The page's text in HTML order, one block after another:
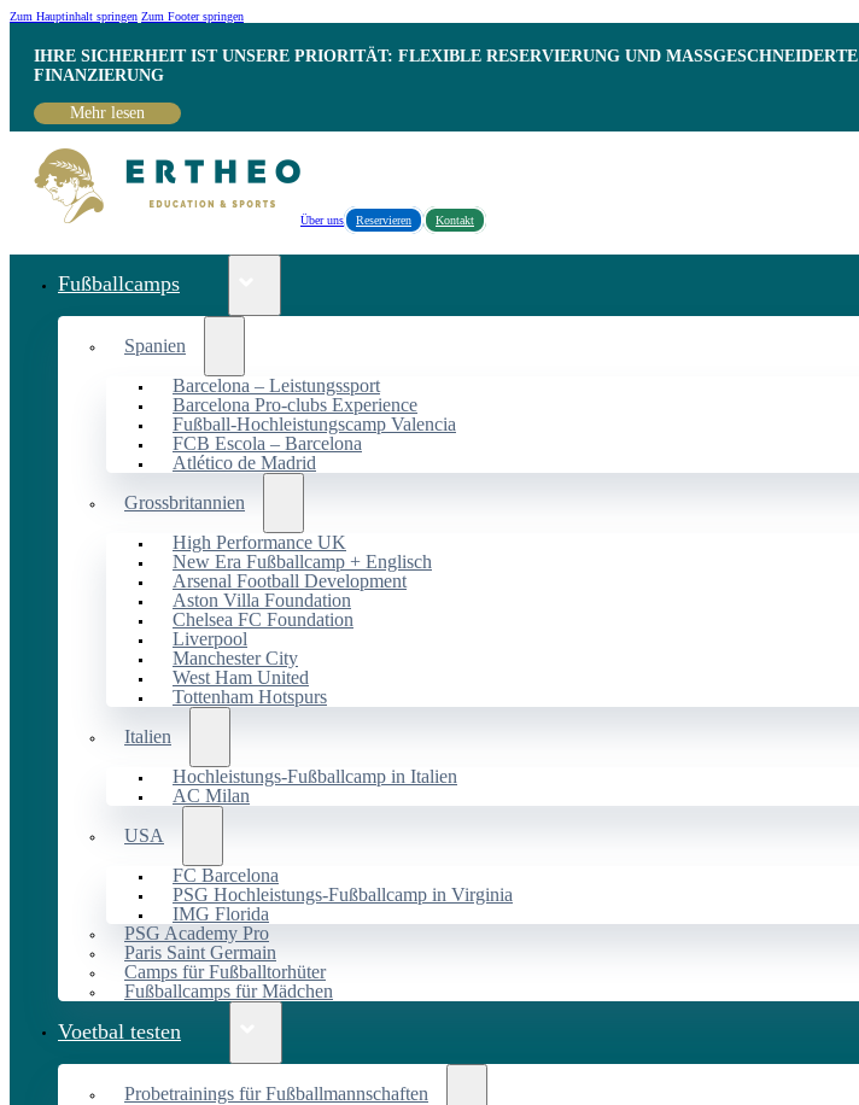
Zum Hauptinhalt springen Zum Footer springen
IHRE SICHERHEIT IST UNSERE PRIORITÄT: FLEXIBLE RESERVIERUNG UND MASSGESCHNEIDERTE F
INANZIERUNG
Mehr lesen
Über uns Reservieren Kontakt
Fußballcamps
Spanien
Barcelona – Leistungssport
Barcelona Pro-clubs Experience
Fußball-Hochleistungscamp Valencia
FCB Escola – Barcelona
Atlético de Madrid
Grossbritannien
High Performance UK
New Era Fußballcamp + Englisch
Arsenal Football Development
Aston Villa Foundation
Chelsea FC Foundation
Liverpool
Manchester City
West Ham United
Tottenham Hotspurs
Italien
Hochleistungs-Fußballcamp in Italien
AC Milan
USA
FC Barcelona
PSG Hochleistungs-Fußballcamp in Virginia
IMG Florida
PSG Academy Pro
Paris Saint Germain
Camps für Fußballtorhüter
Fußballcamps für Mädchen
Voetbal testen
Probetrainings für Fußballmannschaften